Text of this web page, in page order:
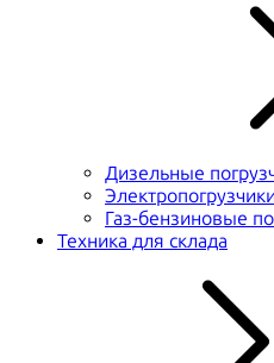
Дизельные
Газ-бензиновые
Техника для склада